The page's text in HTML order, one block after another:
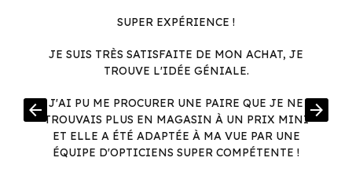
SUPER EXPÉRIENCE !
JE SUIS TRÈS SATISFAITE DE MON ACHAT, JE
TROUVE L'IDÉE GÉNIALE.
J'AI PU ME PROCURER UNE PAIRE QUE JE NE
TROUVAIS PLUS EN MAGASIN À UN PRIX MINI
ET ELLE A ÉTÉ ADAPTÉE À MA VUE PAR UNE
ÉQUIPE D'OPTICIENS SUPER COMPÉTENTE !
arrow_back arrow_forward